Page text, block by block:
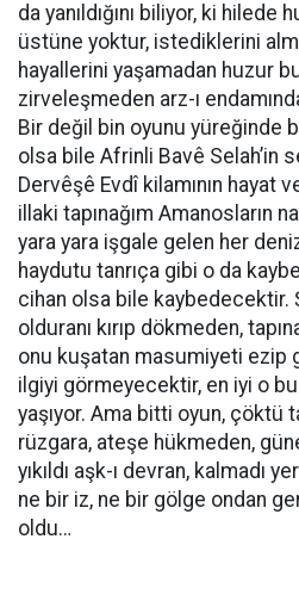
da yanıldığını biliyor, ki hilede
üstüne yoktur, istediklerini
hayallerini yaşamadan huzur
zirveleşmeden arz-ı
Bir değil bin oyunu yüreğinde
olsa bile Afrinli Bavê Selah’in
Dervêşê Evdî kilamının hayat
illaki tapınağım Amanosların
yara yara işgale gelen her
haydutu tanrıça gibi o da
cihan olsa bile kaybedecektir.
olduranı kırıp dökmeden,
onu kuşatan masumiyeti ezip
ilgiyi görmeyecektir, en iyi o
yaşıyor. Ama bitti oyun, çöktü
rüzgara, ateşe hükmeden,
yıkıldı aşk-ı devran, kalmadı
ne bir iz, ne bir gölge ondan
oldu…